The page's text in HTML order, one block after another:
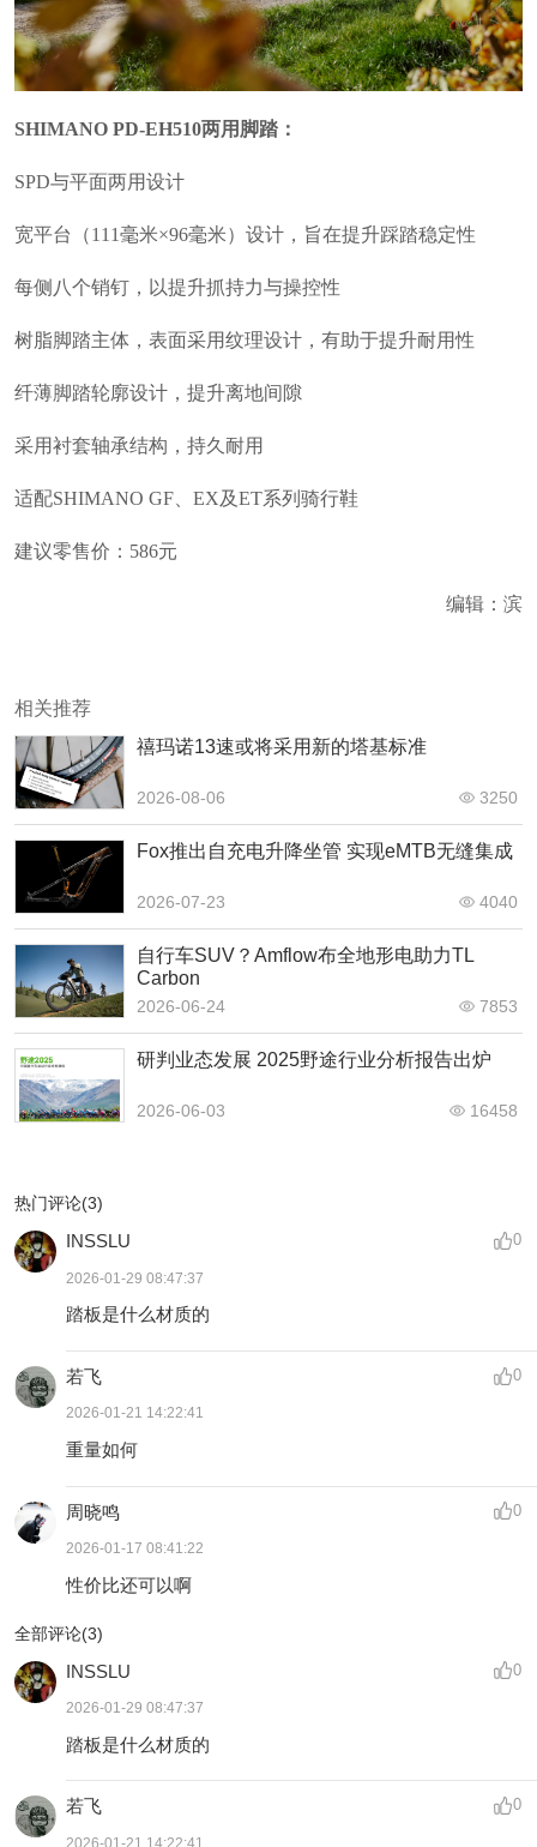
SHIMANO PD-EH510两用脚踏：
SPD与平面两用设计
宽平台（111毫米×96毫米）设计，旨在提升踩踏稳定性
每侧八个销钉，以提升抓持力与操控性
树脂脚踏主体，表面采用纹理设计，有助于提升耐用性
纤薄脚踏轮廓设计，提升离地间隙
采用衬套轴承结构，持久耐用
适配SHIMANO GF、EX及ET系列骑行鞋
建议零售价：586元
编辑：滨
相关推荐
禧玛诺13速或将采用新的塔基标准
2026-08-06 3250
Fox推出自充电升降坐管 实现eMTB无缝集成
2026-07-23 4040
自行车SUV？Amflow布全地形电助力TL
Carbon
2026-06-24 7853
研判业态发展 2025野途行业分析报告出炉
2026-06-03 16458
热门评论(3)
0
INSSLU
2026-01-29 08:47:37
踏板是什么材质的
0
若飞
2026-01-21 14:22:41
重量如何
0
周晓鸣
2026-01-17 08:41:22
性价比还可以啊
全部评论(3)
0
INSSLU
2026-01-29 08:47:37
踏板是什么材质的
0
若飞
2026-01-21 14:22:41